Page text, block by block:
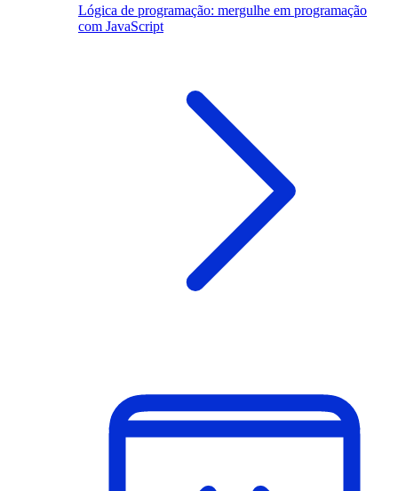
Lógica de programação: mergulhe em programação
com JavaScript